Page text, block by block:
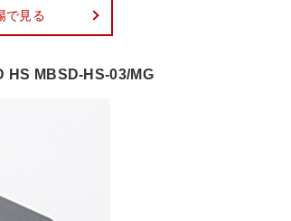
で見る
HS MBSD-HS-03/MG